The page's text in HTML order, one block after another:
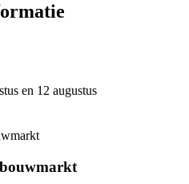
en 12 augustus